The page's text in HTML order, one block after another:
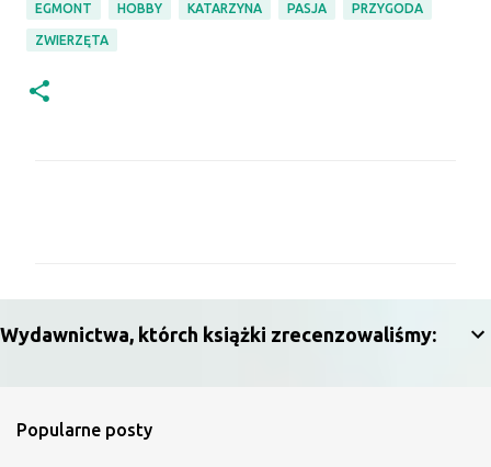
EGMONT HOBBY KATARZYNA PASJA PRZYGODA
ZWIERZĘTA
t
z
Wydawnictwa, którch książki zrecenzowaliśmy:
Popularne posty